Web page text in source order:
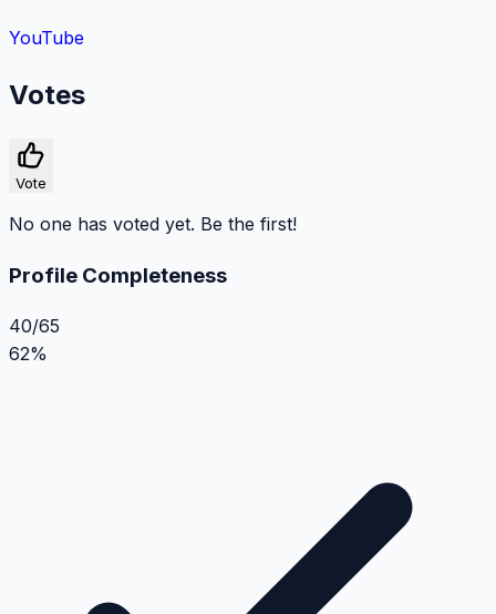
YouTube
Votes
Vote
No one has voted yet. Be the first!
Profile Completeness
40/65
62%